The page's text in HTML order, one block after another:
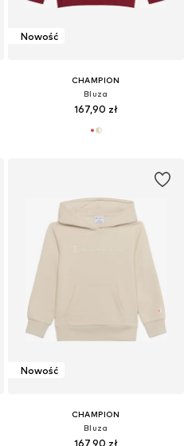
Nowość
CHAMPION
Bluza
167,90 zł
Nowość
CHAMPION
Bluza
167,90 zł